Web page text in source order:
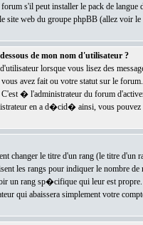
s'il peut installer le pack de
web du groupe phpBB (allez voir le
de mon nom d'utilisateur ?
lorsque vous lisez des
vous avez fait ou votre statut sur le
� l'administrateur du forum
en a d�cid� ainsi, vous
changer le titre d'un rang (le titre d'un
les rangs pour indiquer le nombre de
un rang sp�cifique qui leur est
qui abaissera simplement votre